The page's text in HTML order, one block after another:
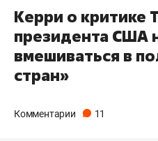
Керри о критике
президента США
вмешиваться в
стран»
Комментарии 11